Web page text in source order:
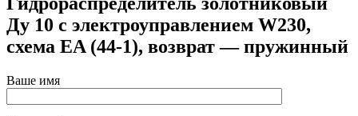
Ду 10 с электроуправлением W230,
схема EA (44-1), возврат — пружинный
Ваше имя